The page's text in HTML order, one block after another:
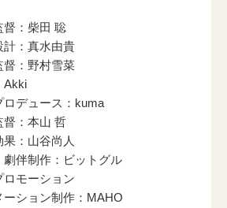
督：柴田 聡
計：真水由貴
督：野村雪菜
Akki
ロデュース：kuma
督：本山 哲
果：山谷尚人
劇伴制作：ビットグル
ロモーション
ーション制作：MAHO